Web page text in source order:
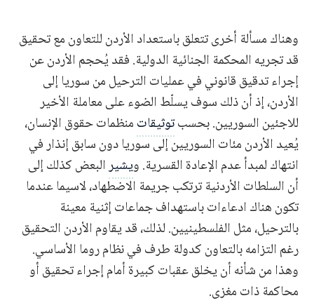
وهناك مسألة أخرى تتعلق باستعداد الأردن للتعاون مع تحقيق
قد تجريه المحكمة الجنائية الدولية. فقد يُحجم الأردن عن
إجراء تدقيق قانوني في عمليات الترحيل من سوريا إلى
الأردن، إذ أن ذلك سوف يسلّط الضوء على معاملة الأخير
للاجئين السوريين. بحسبتوثيقاتمنظمات حقوق الإنسان،
يُعيد الأردن مئات السوريين إلى سوريا دون سابق إنذار في
انتهاك لمبدأ عدم الإعادة القسرية. ويشيرالبعض كذلك إلى
أن السلطات الأردنية ترتكب جريمة الاضطهاد، لاسيما عندما
تكون هناك ادعاءات باستهداف جماعات إثنية معينة
بالترحيل، مثل الفلسطينيين. لذلك، قد يقاوم الأردن التحقيق
رغم التزامه بالتعاون كدولة طرف في نظام روما الأساسي.
وهذا من شأنه أن يخلق عقبات كبيرة أمام إجراء تحقيق أو
محاكمة ذات مغزى.